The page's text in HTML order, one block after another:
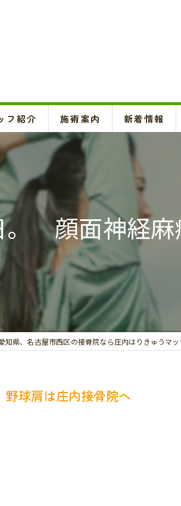
フ紹介 施術案内
頚椎、背骨、骨盤矯正、O脚矯正
ハイボルテージ・超音波治療、
鍼灸(はり、きゅう)
悪阻・安産・逆子治療、不妊治療
交通事故治療
お悩み別の治療
新着情報
。 顔面神経麻
知県、名古屋市西区の接骨院なら庄内はりきゅうマ
球肩は庄内接骨院へ